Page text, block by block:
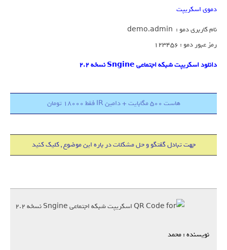
دموی اسکریپت
نام کاربری دمو : demo.admin
رمز عبور دمو : 123456
دانلود اسکریپت شبکه اجتماعی Sngine نسخه 2.2
هاست 500 مگابایت + دامین IR فقط 18000 تومان
جهت تبادل گفتگو و حل مشکلات در باره این موضوع , کلیک کنید
نویسنده : محمد